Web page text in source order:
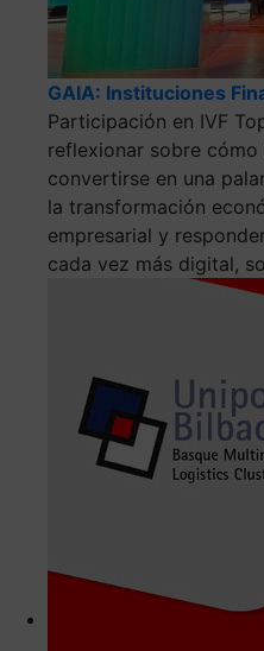
GAIA: Instituciones
Participación en IVF
reflexionar sobre
convertirse en una
la transformación
empresarial y
cada vez más digital,